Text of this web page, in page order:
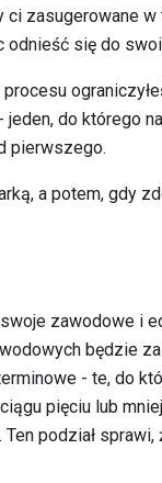
ci zasugerowane
odnieść się do
do którego
pierwszego.
a potem, gdy
zawodowe i
będzie
- te, do
pięciu lub
podział sprawi,